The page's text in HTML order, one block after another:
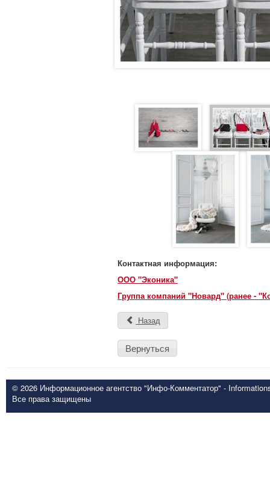
Контактная информация:
ООО "Эконика"
Группа компаний "Новард" (ранее -
Назад
Вернуться
© 2026 Информационное агентство "Инфо-Комментатор" -
Все права защищены